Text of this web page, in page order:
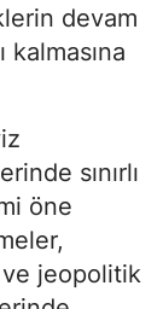
devam
sınırlı
öne
ve jeopolitik